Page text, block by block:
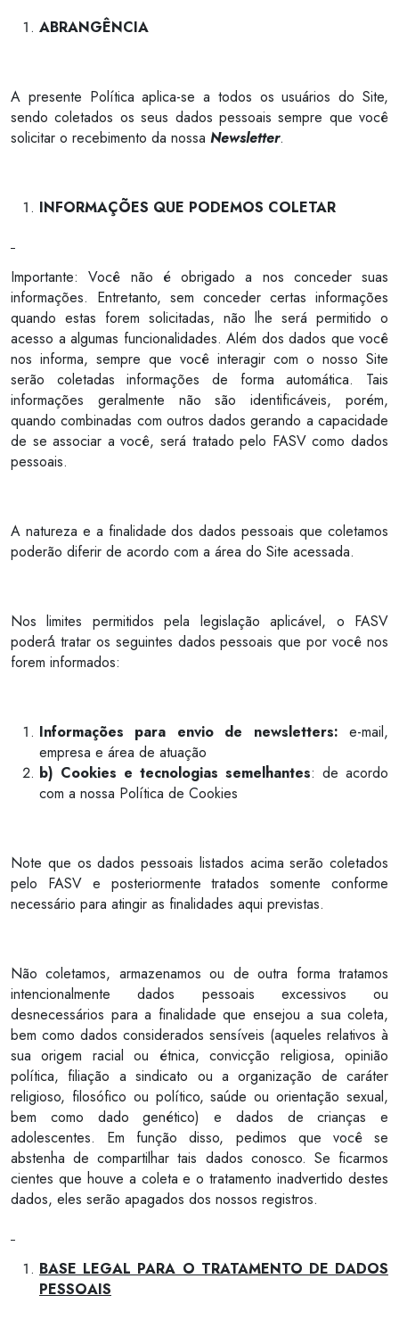
ABRANGÊNCIA
A presente Política aplica-se a todos os usuários do Site,
sendo coletados os seus dados pessoais sempre que você
solicitar o recebimento da nossa Newsletter.
INFORMAÇÕES QUE PODEMOS COLETAR
Importante: Você não é obrigado a nos conceder suas
informações. Entretanto, sem conceder certas informações
quando estas forem solicitadas, não lhe será permitido o
acesso a algumas funcionalidades. Além dos dados que você
nos informa, sempre que você interagir com o nosso Site
serão coletadas informações de forma automática. Tais
informações geralmente não são identificáveis, porém,
quando combinadas com outros dados gerando a capacidade
de se associar a você, será tratado pelo FASV como dados
pessoais.
A natureza e a finalidade dos dados pessoais que coletamos
poderão diferir de acordo com a área do Site acessada.
Nos limites permitidos pela legislação aplicável, o FASV
poderá́ tratar os seguintes dados pessoais que por você nos
forem informados:
Informações para envio de newsletters: e-mail,
empresa e área de atuação
b) Cookies e tecnologias semelhantes: de acordo
com a nossa Política de Cookies
Note que os dados pessoais listados acima serão coletados
pelo FASV e posteriormente tratados somente conforme
necessário para atingir as finalidades aqui previstas.
Não coletamos, armazenamos ou de outra forma tratamos
intencionalmente dados pessoais excessivos ou
desnecessários para a finalidade que ensejou a sua coleta,
bem como dados considerados sensíveis (aqueles relativos à
sua origem racial ou étnica, convicção religiosa, opinião
política, filiação a sindicato ou a organização de caráter
religioso, filosófico ou político, saúde ou orientação sexual,
bem como dado genético) e dados de crianças e
adolescentes. Em função disso, pedimos que você se
abstenha de compartilhar tais dados conosco. Se ficarmos
cientes que houve a coleta e o tratamento inadvertido destes
dados, eles serão apagados dos nossos registros.
BASE LEGAL PARA O TRATAMENTO DE DADOS
PESSOAIS